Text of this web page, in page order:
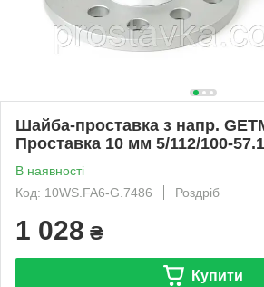
Шайба-проставка з напр.
Проставка 10 мм 5/112/100-
В наявності
Код: 10WS.FA6-G.7486
Роздріб
1 028 ₴
Купити